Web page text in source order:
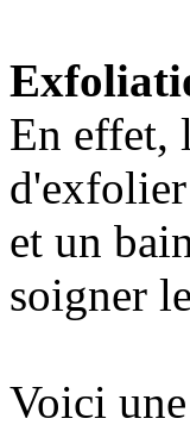
En effet,
et un
soigner
Voici